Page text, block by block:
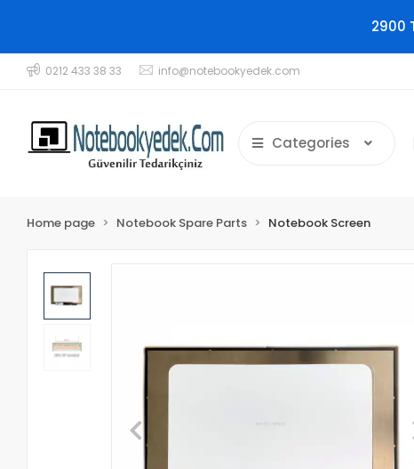
2900
0212 433 38 33 info@notebookyedek.com
Categories
Home page Notebook Spare Parts Notebook Screen